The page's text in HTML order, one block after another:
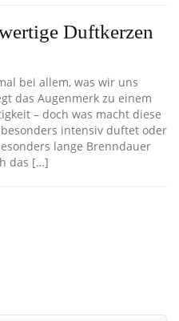
Duftkerzen
bei allem, was wir uns
das Augenmerk zu einem
– doch was macht diese
intensiv duftet oder
lange Brenndauer
das […]